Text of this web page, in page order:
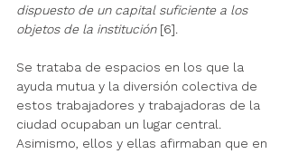
dispuesto de un capital suficiente a los
objetos de la institución [6].
Se trataba de espacios en los que la
ayuda mutua y la diversión colectiva de
estos trabajadores y trabajadoras de la
ciudad ocupaban un lugar central.
Asimismo, ellos y ellas afirmaban que en